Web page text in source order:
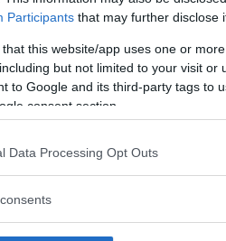
Participants that may further disclose
that this website/app uses one or
but not limited to your visit or
to Google and its third-party tags to
consent section.
Data Processing Opt Outs
att bli ny favorit”